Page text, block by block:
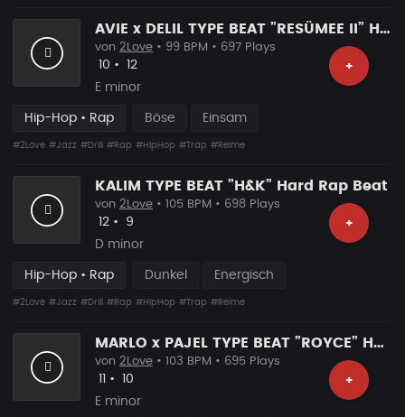
AVIE x DELIL TYPE BEAT ”RESÜMEE II” Hard Rap Beat
+
von 2Love • 99 BPM • 697 Plays
Likes
10 • Vorgeschlagen
12
E minor
Hip-Hop • Rap Böse Einsam
#2Love #Jazz #Drill #Rap #HipHop #Trap #Reime
KALIM TYPE BEAT ”H&K” Hard Rap Beat
+
von 2Love • 105 BPM • 698 Plays
Likes
12 • Vorgeschlagen
9
D minor
Hip-Hop • Rap Dunkel Energisch
#2Love #Jazz #Drill #Rap #HipHop #Trap #Reime
MARLO x PAJEL TYPE BEAT ”ROYCE” Hard Rap Beat
+
von 2Love • 103 BPM • 695 Plays
Likes
• Vorgeschlagen
10
E minor